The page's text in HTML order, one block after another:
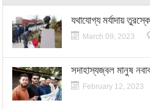
যথাযোগ্য মর্যাদায়
March 09, 2023
সদাহাস্যজ্বল মানুষ
February 12, 2023